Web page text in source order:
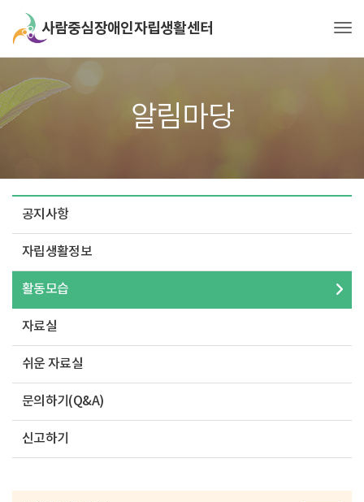
알림마당
공지사항
자립생활정보
활동모습
자료실
쉬운 자료실
문의하기(Q&A)
신고하기